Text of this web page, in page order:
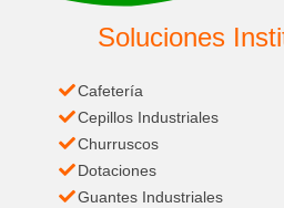
Soluciones
Cafetería
Cepillos Industriales
Churruscos
Dotaciones
Guantes Industriales